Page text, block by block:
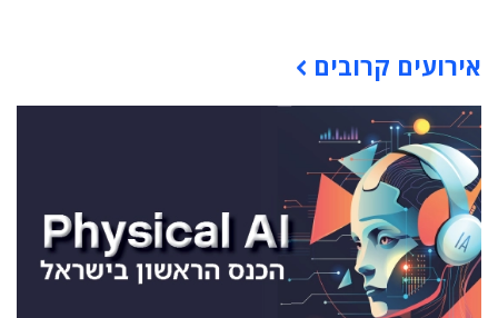
אירועים קרובים